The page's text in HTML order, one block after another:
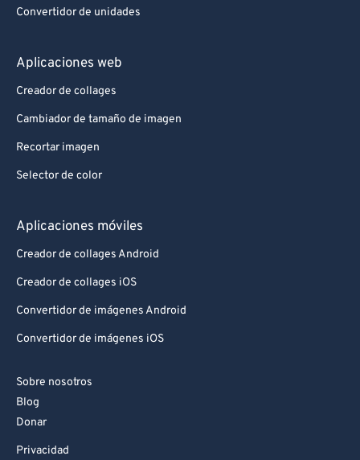
Convertidor de unidades
Aplicaciones web
Creador de collages
Cambiador de tamaño de imagen
Recortar imagen
Selector de color
Aplicaciones móviles
Creador de collages Android
Creador de collages iOS
Convertidor de imágenes Android
Convertidor de imágenes iOS
Sobre nosotros
Blog
Donar
Privacidad